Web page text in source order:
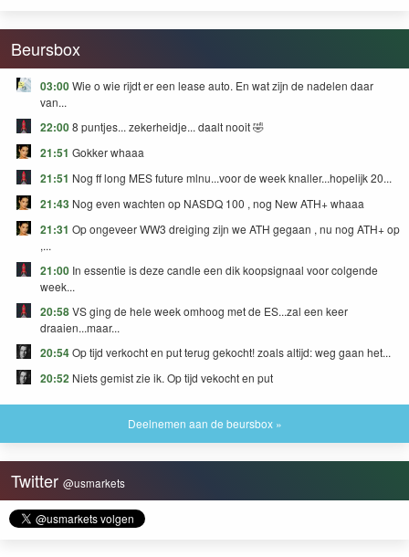
Beursbox
03:00Wie o wie rijdt er een lease auto. En wat zijn de nadelen daar
van...
22:008 puntjes... zekerheidje... daalt nooit 🤣
21:51 Gokker whaaa
21:51 Nog ff long MES future mlnu...voor de week knaller...hopelijk 20...
21:43 Nog even wachten op NASDQ 100 , nog New ATH+ whaaa
21:31 Op ongeveer WW3 dreiging zijn we ATH gegaan , nu nog ATH+ op
,...
21:00 In essentie is deze candle een dik koopsignaal voor colgende
week...
20:58VS ging de hele week omhoog met de ES...zal een keer
draaien...maar...
20:54Op tijd verkocht en put terug gekocht! zoals altijd: weg gaan het...
20:52 Niets gemist zie ik. Op tijd vekocht en put
Deelnemen aan de beursbox »
Twitter @usmarkets